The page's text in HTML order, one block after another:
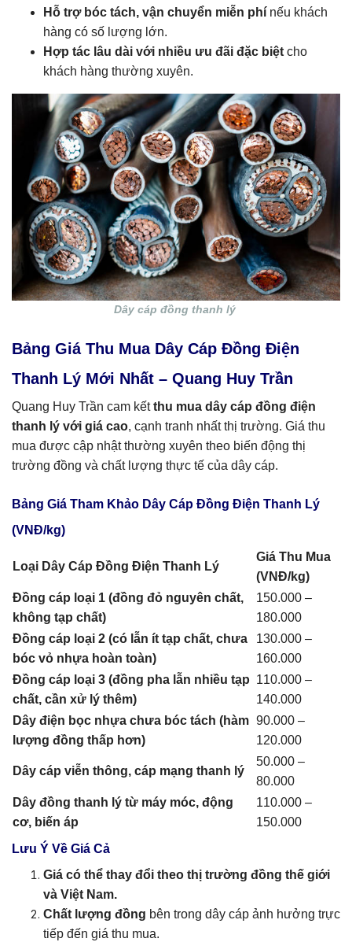
Hỗ trợ bóc tách, vận chuyển miễn phí nếu khách
hàng có số lượng lớn.
Hợp tác lâu dài với nhiều ưu đãi đặc biệt cho
khách hàng thường xuyên.
Dây cáp đồng thanh lý
Bảng Giá Thu Mua Dây Cáp Đồng Điện
Thanh Lý Mới Nhất – Quang Huy Trần
Quang Huy Trần cam kếtthu mua dây cáp đồng điện
thanh lý với giá cao, cạnh tranh nhất thị trường. Giá thu
mua được cập nhật thường xuyên theo biến động thị
trường đồng và chất lượng thực tế của dây cáp.
Bảng Giá Tham Khảo Dây Cáp Đồng Điện Thanh Lý
(VNĐ/kg)
Loại Dây Cáp Đồng Điện Thanh Lý
Giá Thu Mua
(VNĐ/kg)
Đồng cáp loại 1 (đồng đỏ nguyên chất,
không tạp chất)
150.000 –
180.000
Đồng cáp loại 2 (có lẫn ít tạp chất, chưa
bóc vỏ nhựa hoàn toàn)
130.000 –
160.000
Đồng cáp loại 3 (đồng pha lẫn nhiều tạp
chất, cần xử lý thêm)
110.000 –
140.000
Dây điện bọc nhựa chưa bóc tách (hàm
lượng đồng thấp hơn)
90.000 –
120.000
Dây cáp viễn thông, cáp mạng thanh lý
50.000 –
80.000
Dây đồng thanh lý từ máy móc, động
cơ, biến áp
110.000 –
150.000
Lưu Ý Về Giá Cả
Giá có thể thay đổi theo thị trường đồng thế giới
và Việt Nam.
Chất lượng đồng bên trong dây cáp ảnh hưởng trực
tiếp đến giá thu mua.